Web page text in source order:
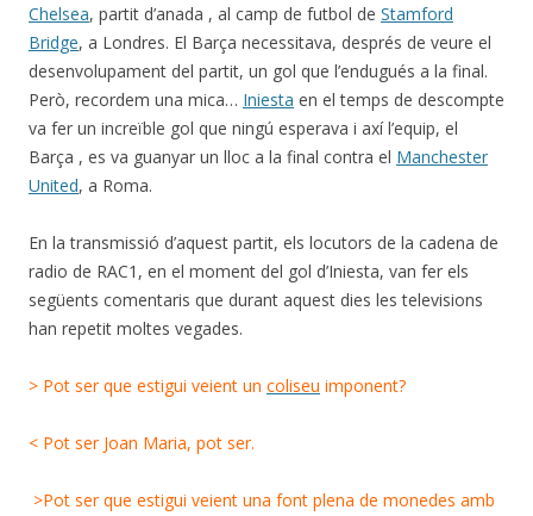
Chelsea, partit d’anada , al camp de futbol de Stamford
Bridge, a Londres. El Barça necessitava, després de veure el
desenvolupament del partit, un gol que l’endugués a la final.
Però, recordem una mica… Iniesta en el temps de descompte
va fer un increïble gol que ningú esperava i axí l’equip, el
Barça , es va guanyar un lloc a la final contra el Manchester
United, a Roma.
En la transmissió d’aquest partit, els locutors de la cadena de
radio de RAC1, en el moment del gol d’Iniesta, van fer els
següents comentaris que durant aquest dies les televisions
han repetit moltes vegades.
> Pot ser que estigui veient un coliseu imponent?
< Pot ser Joan Maria, pot ser.
>Pot ser que estigui veient una font plena de monedes amb